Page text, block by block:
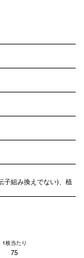
子組み換えでない)、植
1枚当たり
75